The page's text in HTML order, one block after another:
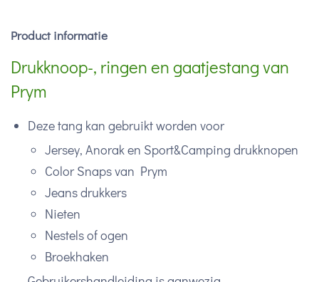
Product informatie
Drukknoop-, ringen en gaatjestang van
Prym
Deze tang kan gebruikt worden voor
Jersey, Anorak en Sport&Camping drukknopen
Color Snaps van Prym
Jeans drukkers
Nieten
Nestels of ogen
Broekhaken